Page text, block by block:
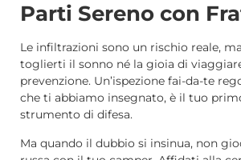
Parti Sereno con
Le infiltrazioni sono un rischio reale,
toglierti il sonno né la gioia di
prevenzione. Un’ispezione fai-da-te
che ti abbiamo insegnato, è il tuo
strumento di difesa.
Ma quando il dubbio si insinua, non